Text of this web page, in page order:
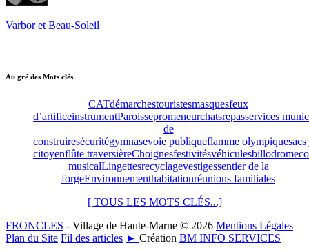
Varbor et Beau-Soleil
Au gré des Mots clés
CATdémarchestouristesmasquesfeux
d’artificeinstrumentParoissepromeneurchatsrepasservices
de
construiresécuritégymnasevoie publiqueflamme olympique
citoyenflûte traversièreChoignesfestivitésvéhiculesbillodrome
musicalLingettesrecyclagevestigessentier de la
forgeEnvironnementhabitationréunions familiales
[ TOUS LES MOTS CLÉS...]
FRONCLES - Village de Haute-Marne © 2026 Mentions Légales
Plan du Site Fil des articles ► Création BM INFO SERVICES